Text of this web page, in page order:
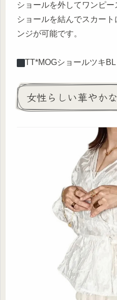
ショールを外してワンピー
ショールを結んでスカー
ンジが可能です。
︎TT*MOGショールツキBL
女性らしい華やか